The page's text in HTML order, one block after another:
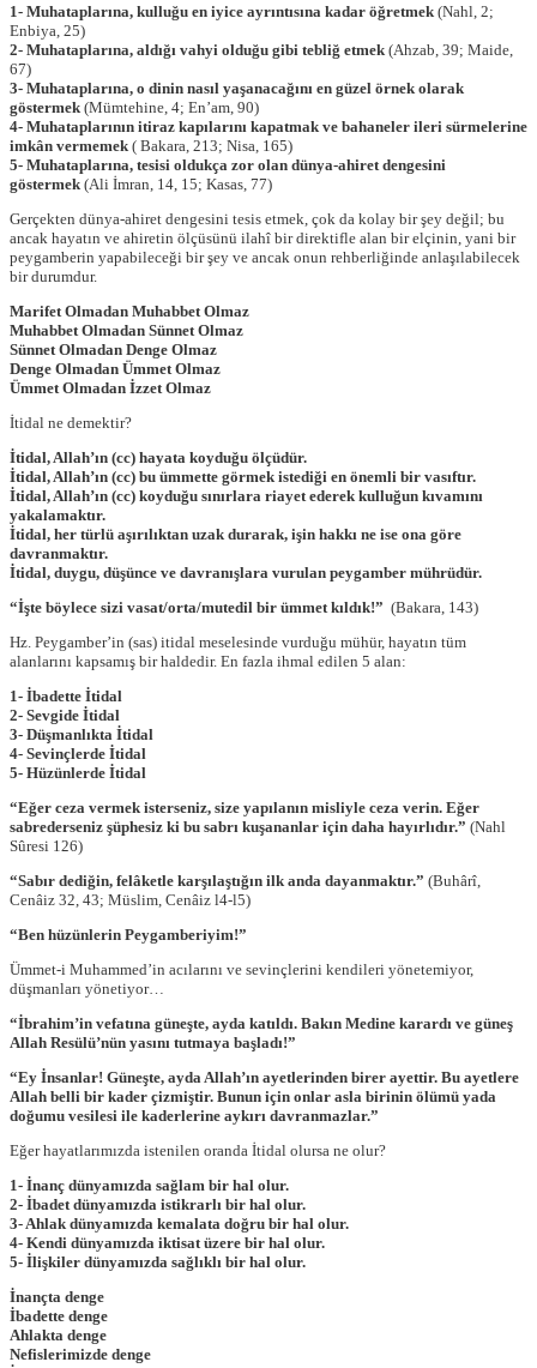
1- Muhataplarına, kulluğu en iyice ayrıntısına kadar öğretmek (Nahl, 2;
Enbiya, 25)
2- Muhataplarına, aldığı vahyi olduğu gibi tebliğ etmek (Ahzab, 39; Maide,
67)
3- Muhataplarına, o dinin nasıl yaşanacağını en güzel örnek olarak
göstermek (Mümtehine, 4; En’am, 90)
4- Muhataplarının itiraz kapılarını kapatmak ve bahaneler ileri sürmelerine
imkân vermemek ( Bakara, 213; Nisa, 165)
5- Muhataplarına, tesisi oldukça zor olan dünya-ahiret dengesini
göstermek (Ali İmran, 14, 15; Kasas, 77)
Gerçekten dünya-ahiret dengesini tesis etmek, çok da kolay bir şey değil; bu
ancak hayatın ve ahiretin ölçüsünü ilahî bir direktifle alan bir elçinin, yani bir
peygamberin yapabileceği bir şey ve ancak onun rehberliğinde anlaşılabilecek
bir durumdur.
Marifet Olmadan Muhabbet Olmaz
Muhabbet Olmadan Sünnet Olmaz
Sünnet Olmadan Denge Olmaz
Denge Olmadan Ümmet Olmaz
Ümmet Olmadan İzzet Olmaz
İtidal ne demektir?
İtidal, Allah’ın (cc) hayata koyduğu ölçüdür.
İtidal, Allah’ın (cc) bu ümmette görmek istediği en önemli bir vasıftır.
İtidal, Allah’ın (cc) koyduğu sınırlara riayet ederek kulluğun kıvamını
yakalamaktır.
İtidal, her türlü aşırılıktan uzak durarak, işin hakkı ne ise ona göre
davranmaktır.
İtidal, duygu, düşünce ve davranışlara vurulan peygamber mührüdür.
“İşte böylece sizi vasat/orta/mutedil bir ümmet kıldık!” (Bakara, 143)
Hz. Peygamber’in (sas) itidal meselesinde vurduğu mühür, hayatın tüm
alanlarını kapsamış bir haldedir. En fazla ihmal edilen 5 alan:
1- İbadette İtidal
2- Sevgide İtidal
3- Düşmanlıkta İtidal
4- Sevinçlerde İtidal
5- Hüzünlerde İtidal
“Eğer ceza vermek isterseniz, size yapılanın misliyle ceza verin. Eğer
sabrederseniz şüphesiz ki bu sabrı kuşananlar için daha hayırlıdır.” (Nahl
Sûresi 126)
“Sabır dediğin, felâketle karşılaştığın ilk anda dayanmaktır.” (Buhârî,
Cenâiz 32, 43; Müslim, Cenâiz l4-l5)
“Ben hüzünlerin Peygamberiyim!”
Ümmet-i Muhammed’in acılarını ve sevinçlerini kendileri yönetemiyor,
düşmanları yönetiyor…
“İbrahim’in vefatına güneşte, ayda katıldı. Bakın Medine karardı ve güneş
Allah Resülü’nün yasını tutmaya başladı!”
“Ey İnsanlar! Güneşte, ayda Allah’ın ayetlerinden birer ayettir. Bu ayetlere
Allah belli bir kader çizmiştir. Bunun için onlar asla birinin ölümü yada
doğumu vesilesi ile kaderlerine aykırı davranmazlar.”
Eğer hayatlarımızda istenilen oranda İtidal olursa ne olur?
1- İnanç dünyamızda sağlam bir hal olur.
2- İbadet dünyamızda istikrarlı bir hal olur.
3- Ahlak dünyamızda kemalata doğru bir hal olur.
4- Kendi dünyamızda iktisat üzere bir hal olur.
5- İlişkiler dünyamızda sağlıklı bir hal olur.
İnançta denge
İbadette denge
Ahlakta denge
Nefislerimizde denge